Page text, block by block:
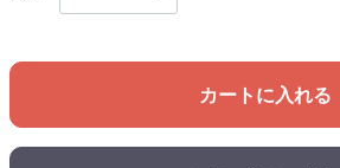
カートに入れる